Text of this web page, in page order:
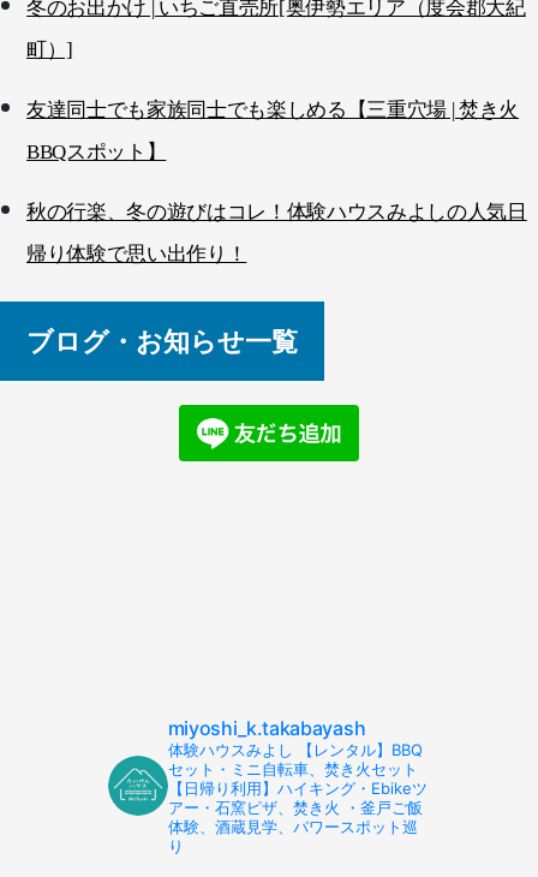
冬のお出かけ | いちご直売所[奥伊勢エリア（度会郡大紀
町）]
友達同士でも家族同士でも楽しめる【三重穴場 | 焚き火
BBQスポット】
秋の行楽、冬の遊びはコレ！体験ハウスみよしの人気日
帰り体験で思い出作り！
ブログ・お知らせ一覧
miyoshi_k.takabayash
体験ハウスみよし 【レンタル】BBQ
セット・ミニ自転車、焚き火セット
【日帰り利用】ハイキング・Ebikeツ
アー・石窯ピザ、焚き火 ・釜戸ご飯
体験、酒蔵見学、パワースポット巡
り